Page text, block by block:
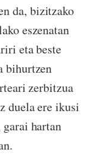
da, bizitzako
eszenatan
eta beste
bihurtzen
zerbitzua
duela ere ikusi
hartan